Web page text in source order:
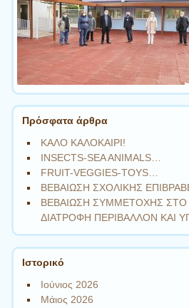
Πρόσφατα άρθρα
ΚΑΛΟ ΚΑΛΟΚΑΙΡΙ!
INSECTS-SEA ANIMALS…
FRUIT-VEGGIES-TOYS…
ΒΕΒΑΙΩΣΗ ΣΧΟΛΙΚΗΣ
ΒΕΒΑΙΩΣΗ ΣΥΜΜΕΤΟΧΗΣ
ΔΙΑΤΡΟΦΗ ΠΕΡΙΒΑΛΛΟΝ ΚΑΙ
Ιστορικό
Ιούνιος 2026
Μάιος 2026